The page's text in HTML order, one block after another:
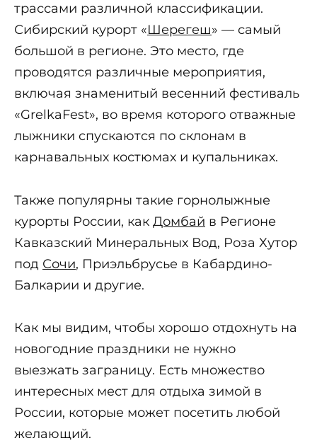
трассами различной классификации.
Сибирский курорт «Шерегеш» — самый
большой в регионе. Это место, где
проводятся различные мероприятия,
включая знаменитый весенний фестиваль
«GrelkaFest», во время которого отважные
лыжники спускаются по склонам в
карнавальных костюмах и купальниках.
Также популярны такие горнолыжные
курорты России, как Домбай в Регионе
Кавказский Минеральных Вод, Роза Хутор
под Сочи, Приэльбрусье в Кабардино-
Балкарии и другие.
Как мы видим, чтобы хорошо отдохнуть на
новогодние праздники не нужно
выезжать заграницу. Есть множество
интересных мест для отдыха зимой в
России, которые может посетить любой
желающий.